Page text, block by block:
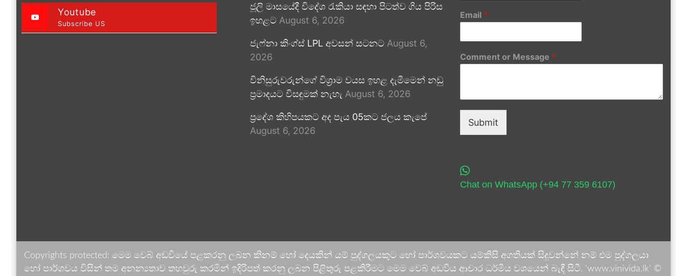
Youtube
Subscribe US
ජූලි මාසයේදී විදේශ රැකියා සඳහා පිටත්ව ගිය පිරිස
ඉහළට August 6, 2026
ජැෆ්නා කිංග්ස් LPL අවසන් සටනට August 6,
2026
විනිසුරුවරුන්ගේ විශ්‍රාම වයස ඉහළ දැමීමෙන් නඩු
ප්‍රමාදයට විසඳුමක් නැහැ August 6, 2026
ප්‍රදේශ කිහිපයකට අද පැය 05කට ජලය කැපේ
August 6, 2026
Email *
Comment or Message *
Submit
Chat on WhatsApp (+94 77 359 6107)
Copyrights protected: මෙම වෙබ් අඩවියේ පළකරනු ලබන කිනම් හෝ දෙයකින් යම් පුද්ගලයකුට හෝ පාර්ශවයකට යම්කිසි අගතියක් සිදුවන්නේ නම් එම පුද්ගලයා
හෝ පාර්ශවය විසින් තම අනන්‍යතාව තහවුරු කරමින් ඉදිරිපත් කරනු ලබන පිළිතුරු පළකිරීමට මෙම වෙබ් අඩවිය ආචාර ධර්මීය වශයෙන් බැඳී සිටී. 'www.vinivida.lk' ©